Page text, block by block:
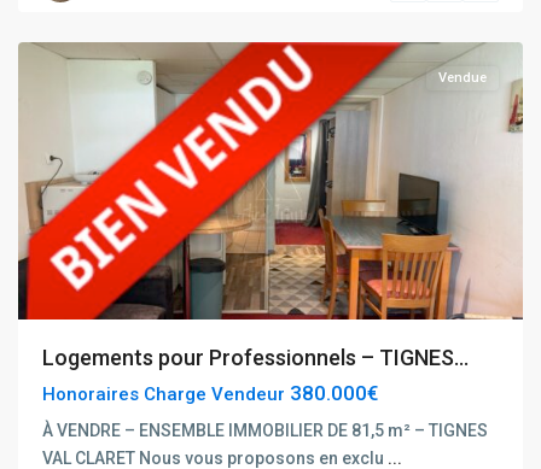
Vendue
Logements pour Professionnels – TIGNES...
Honoraires Charge Vendeur 380.000€
À VENDRE – ENSEMBLE IMMOBILIER DE 81,5 m² – TIGNES
VAL CLARET Nous vous proposons en exclu ...
Rhône
Alpes
Tignes
Tignes
Hauts
du